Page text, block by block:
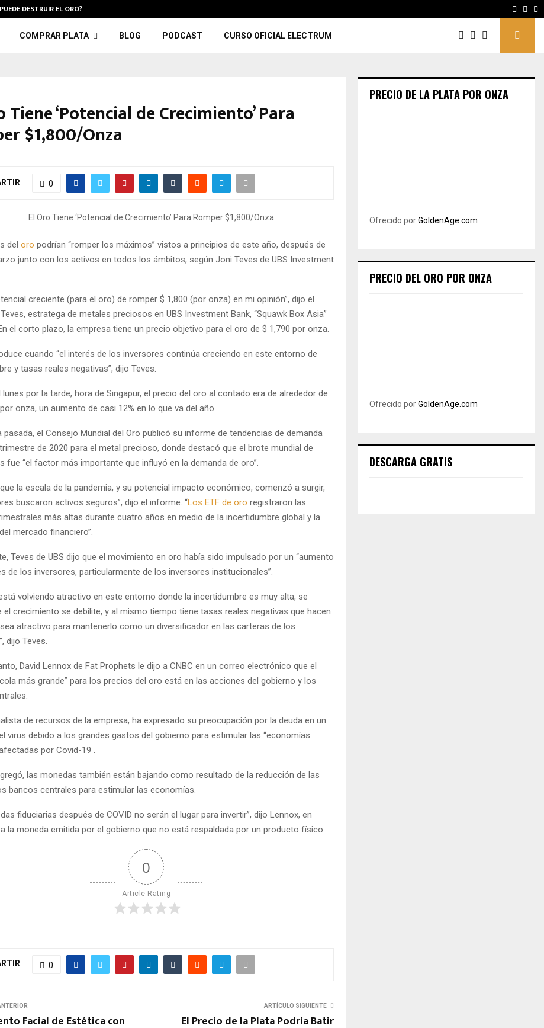
DESTRUIR EL ORO?
COMPRAR PLATA BLOG PODCAST CURSO OFICIAL ELECTRUM
Tiene ‘Potencial de Crecimiento’ Para
$1,800/Onza
0
del oro podrían “romper los máximos” vistos a principios de este año, después de
junto con los activos en todos los ámbitos, según Joni Teves de UBS Investment
creciente (para el oro) de romper $ 1,800 (por onza) en mi opinión”, dijo el
estratega de metales preciosos en UBS Investment Bank, “Squawk Box Asia”
el corto plazo, la empresa tiene un precio objetivo para el oro de $ 1,790 por onza.
cuando “el interés de los inversores continúa creciendo en este entorno de
y tasas reales negativas”, dijo Teves.
por la tarde, hora de Singapur, el precio del oro al contado era de alrededor de
onza, un aumento de casi 12% en lo que va del año.
pasada, el Consejo Mundial del Oro publicó su informe de tendencias de demanda
de 2020 para el metal precioso, donde destacó que el brote mundial de
fue “el factor más importante que influyó en la demanda de oro”.
la escala de la pandemia, y su potencial impacto económico, comenzó a surgir,
buscaron activos seguros”, dijo el informe. “Los ETF de oro registraron las
más altas durante cuatro años en medio de la incertidumbre global y la
mercado financiero”.
Teves de UBS dijo que el movimiento en oro había sido impulsado por un “aumento
de los inversores, particularmente de los inversores institucionales”.
volviendo atractivo en este entorno donde la incertidumbre es muy alta, se
el crecimiento se debilite, y al mismo tiempo tiene tasas reales negativas que hacen
atractivo para mantenerlo como un diversificador en las carteras de los
dijo Teves.
David Lennox de Fat Prophets le dijo a CNBC en un correo electrónico que el
más grande” para los precios del oro está en las acciones del gobierno y los
de recursos de la empresa, ha expresado su preocupación por la deuda en un
virus debido a los grandes gastos del gobierno para estimular las “economías
por Covid-19 .
las monedas también están bajando como resultado de la reducción de las
bancos centrales para estimular las economías.
fiduciarias después de COVID no serán el lugar para invertir”, dijo Lennox, en
la moneda emitida por el gobierno que no está respaldada por un producto físico.
0
Article Rating
0
Facial de Estética con
ARTÍCULO SIGUIENTE
El Precio de la Plata Podría Batir
PRECIO DE LA PLATA POR ONZA
Ofrecido porGoldenAge.com
PRECIO DEL ORO POR ONZA
Ofrecido porGoldenAge.com
DESCARGA GRATIS